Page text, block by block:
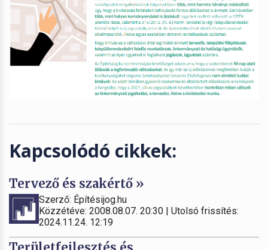
Kapcsolódó cikkek:
Tervező és szakértő »
Szerző: Építésijog.hu
Közzétéve: 2008.08.07. 20:30 | Utolsó frissítés:
2024.11.24. 12:19